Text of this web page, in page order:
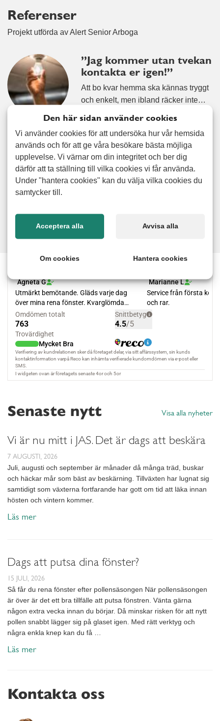
Referenser
Projekt utförda av Alert Senior Arboga
”Jag kommer utan tvekan
kontakta er igen!”
Att bo kvar hemma ska kännas tryggt
och enkelt, men ibland räcker inte…
Läs mer
”Honom släpper jag
aldrig” – kundens ord om
hjälpen som gjorde hela
skillnaden
Läs mer
Visa alla nyheter
Senaste nytt
Vi är nu mitt i JAS. Det är dags att beskära
7 AUGUSTI, 2026
Juli, augusti och september är månader då många träd, buskar
och häckar mår som bäst av beskärning. Tillväxten har lugnat sig
samtidigt som växterna fortfarande har gott om tid att läka innan
hösten och vintern kommer.
Läs mer
Dags att putsa dina fönster?
15 JULI, 2026
Så får du rena fönster efter pollensäsongen När pollensäsongen
är över är det ett bra tillfälle att putsa fönstren. Vänta gärna
någon extra vecka innan du börjar. Då minskar risken för att nytt
pollen snabbt lägger sig på glaset igen. Med rätt verktyg och
några enkla knep kan du få …
Läs mer
Kontakta oss
Den här sidan använder cookies
Vi använder cookies för att undersöka hur vår hemsida
används och för att ge våra besökare bästa möjliga
upplevelse. Vi värnar om din integritet och ber dig
därför att ta ställning till vilka cookies vi får använda.
Under "hantera cookies" kan du välja vilka cookies du
samtycker till.
Acceptera alla Avvisa alla
Om cookies Hantera cookies